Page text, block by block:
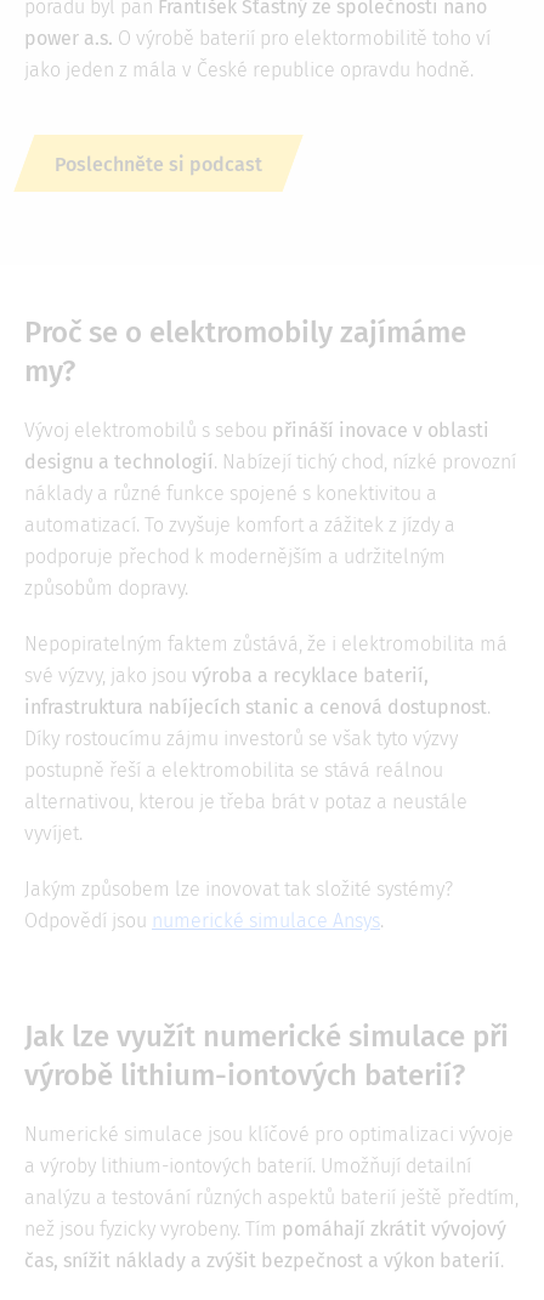
pořadu byl pan František Šťastný ze společnosti nano
power a.s. O výrobě baterií pro elektormobilitě toho ví
jako jeden z mála v České republice opravdu hodně.
Poslechněte si podcast
Proč se o elektromobily zajímáme
my?
Vývoj elektromobilů s sebou přináší inovace v oblasti
designu a technologií. Nabízejí tichý chod, nízké provozní
náklady a různé funkce spojené s konektivitou a
automatizací. To zvyšuje komfort a zážitek z jízdy a
podporuje přechod k modernějším a udržitelným
způsobům dopravy.
Nepopiratelným faktem zůstává, že i elektromobilita má
své výzvy, jako jsou výroba a recyklace baterií,
infrastruktura nabíjecích stanic a cenová dostupnost.
Díky rostoucímu zájmu investorů se však tyto výzvy
postupně řeší a elektromobilita se stává reálnou
alternativou, kterou je třeba brát v potaz a neustále
vyvíjet.
Jakým způsobem lze inovovat tak složité systémy?
Odpovědí jsou numerické simulace Ansys.
Jak lze využít numerické simulace při
výrobě lithium-iontových baterií?
Numerické simulace jsou klíčové pro optimalizaci vývoje
a výroby lithium-iontových baterií. Umožňují detailní
analýzu a testování různých aspektů baterií ještě předtím,
než jsou fyzicky vyrobeny. Tím pomáhají zkrátit vývojový
čas, snížit náklady a zvýšit bezpečnost a výkon baterií.